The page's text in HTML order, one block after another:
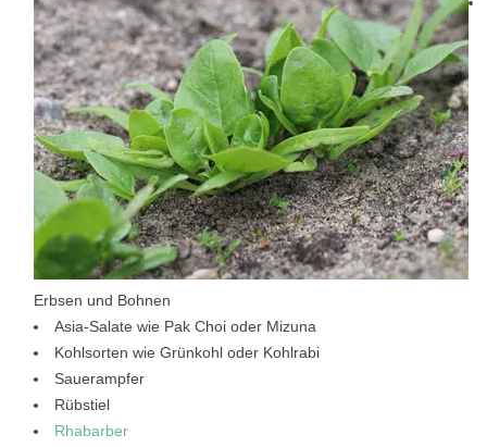
Erbsen und Bohnen
Asia-Salate wie Pak Choi oder Mizuna
Kohlsorten wie Grünkohl oder Kohlrabi
Sauerampfer
Rübstiel
Rhabarber